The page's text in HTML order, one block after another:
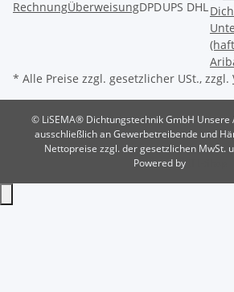
* Alle Preise zzgl. gesetzlicher USt., zzgl.
© LiSEMA® Dichtungstechnik GmbH Unsere
ausschließlich an Gewerbetreibende und
Nettopreise zzgl. der gesetzlichen MwSt.
Powered by